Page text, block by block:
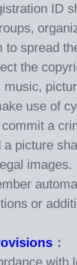
ID
to spread
the
music,
use of
a
a picture
images.
or
：
with